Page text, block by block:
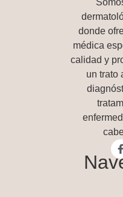
donde
médica
calidad y
un trato